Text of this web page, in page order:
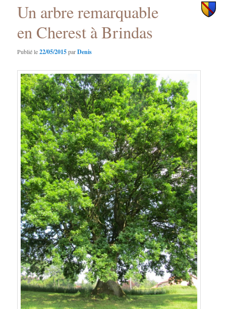
Un arbre remarquable
en Cherest à Brindas
Publié le22/05/2015parDenis